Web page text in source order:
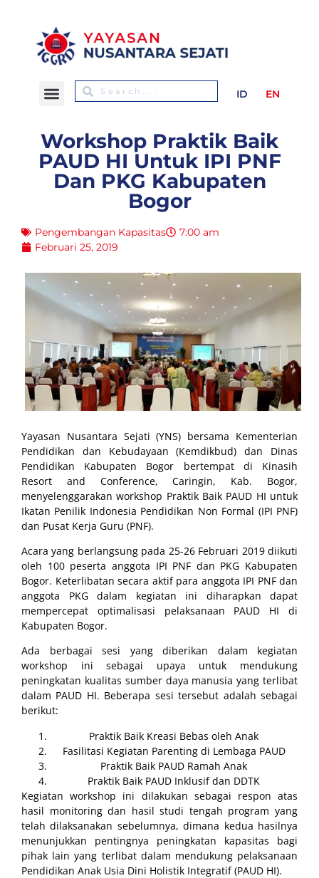
ID EN
Workshop Praktik Baik
PAUD HI Untuk IPI PNF
Dan PKG Kabupaten
Bogor
Pengembangan Kapasitas
7:00 am
Februari 25, 2019
Yayasan Nusantara Sejati (YNS) bersama Kementerian
Pendidikan dan Kebudayaan (Kemdikbud) dan Dinas
Pendidikan Kabupaten Bogor bertempat di Kinasih
Resort and Conference, Caringin, Kab. Bogor,
menyelenggarakan workshop Praktik Baik PAUD HI untuk
Ikatan Penilik Indonesia Pendidikan Non Formal (IPI PNF)
dan Pusat Kerja Guru (PNF).
Acara yang berlangsung pada 25-26 Februari 2019 diikuti
oleh 100 peserta anggota IPI PNF dan PKG Kabupaten
Bogor. Keterlibatan secara aktif para anggota IPI PNF dan
anggota PKG dalam kegiatan ini diharapkan dapat
mempercepat optimalisasi pelaksanaan PAUD HI di
Kabupaten Bogor.
Ada berbagai sesi yang diberikan dalam kegiatan
workshop ini sebagai upaya untuk mendukung
peningkatan kualitas sumber daya manusia yang terlibat
dalam PAUD HI. Beberapa sesi tersebut adalah sebagai
berikut:
Praktik Baik Kreasi Bebas oleh Anak
Fasilitasi Kegiatan Parenting di Lembaga PAUD
Praktik Baik PAUD Ramah Anak
Praktik Baik PAUD Inklusif dan DDTK
Kegiatan workshop ini dilakukan sebagai respon atas
hasil monitoring dan hasil studi tengah program yang
telah dilaksanakan sebelumnya, dimana kedua hasilnya
menunjukkan pentingnya peningkatan kapasitas bagi
pihak lain yang terlibat dalam mendukung pelaksanaan
Pendidikan Anak Usia Dini Holistik Integratif (PAUD HI).